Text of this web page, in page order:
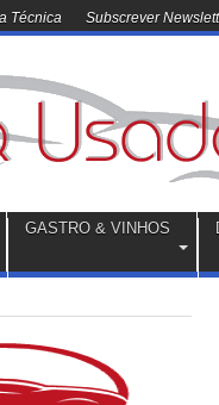
Técnica Subscrever
GASTRO & VINHOS